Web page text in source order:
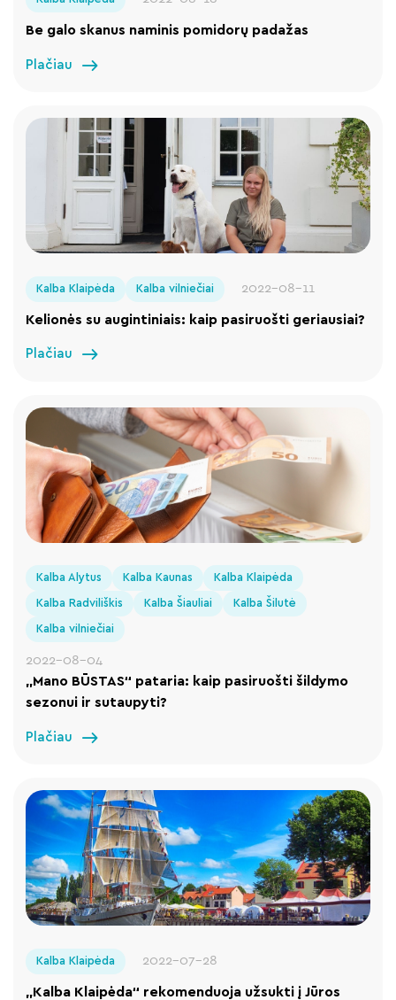
Be galo skanus naminis pomidorų padažas
Plačiau
Kalba Klaipėda Kalba vilniečiai 2022-08-11
Kelionės su augintiniais: kaip pasiruošti geriausiai?
Plačiau
Kalba Alytus Kalba Kaunas Kalba Klaipėda
Kalba Radviliškis Kalba Šiauliai Kalba Šilutė
Kalba vilniečiai
2022-08-04
„Mano BŪSTAS“ pataria: kaip pasiruošti šildymo
sezonui ir sutaupyti?
Plačiau
Kalba Klaipėda 2022-07-28
„Kalba Klaipėda“ rekomenduoja užsukti į Jūros